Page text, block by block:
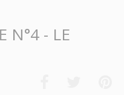
N°4 - LE